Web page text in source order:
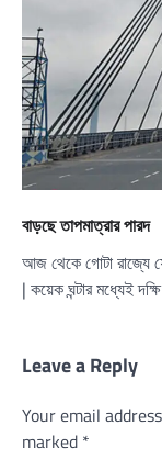
বাড়ছে তাপমাত্রার পারদ
আজ থেকে গোটা রাজ্যে
| কয়েক ঘন্টার মধ্যেই
Leave a Reply
Your email
marked *